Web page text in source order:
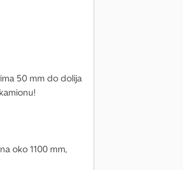
50 mm do dolija
oko 1100 mm,